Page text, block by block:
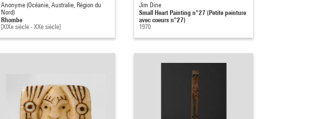
Anonyme (Océanie, Australie, Région du
Nord)
Rhombe
[XIXe siècle - XXe siècle]
Jim Dine
Small Heart Painting n°27 (Petite peinture
avec coeurs n°27)
1970